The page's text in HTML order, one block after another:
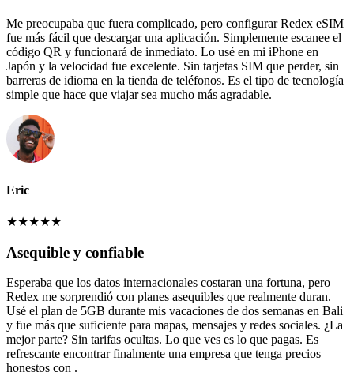
Me preocupaba que fuera complicado, pero configurar Redex eSIM
fue más fácil que descargar una aplicación. Simplemente escanee el
código QR y funcionará de inmediato. Lo usé en mi iPhone en
Japón y la velocidad fue excelente. Sin tarjetas SIM que perder, sin
barreras de idioma en la tienda de teléfonos. Es el tipo de tecnología
simple que hace que viajar sea mucho más agradable.
Eric
★★★★★
Asequible y confiable
Esperaba que los datos internacionales costaran una fortuna, pero
Redex me sorprendió con planes asequibles que realmente duran.
Usé el plan de 5GB durante mis vacaciones de dos semanas en Bali
y fue más que suficiente para mapas, mensajes y redes sociales. ¿La
mejor parte? Sin tarifas ocultas. Lo que ves es lo que pagas. Es
refrescante encontrar finalmente una empresa que tenga precios
honestos con .